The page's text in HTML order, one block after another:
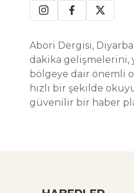
Abori Dergisi,
dakika gelişmelerini,
bölgeye dair önemli
hızlı bir şekilde
güvenilir bir haber